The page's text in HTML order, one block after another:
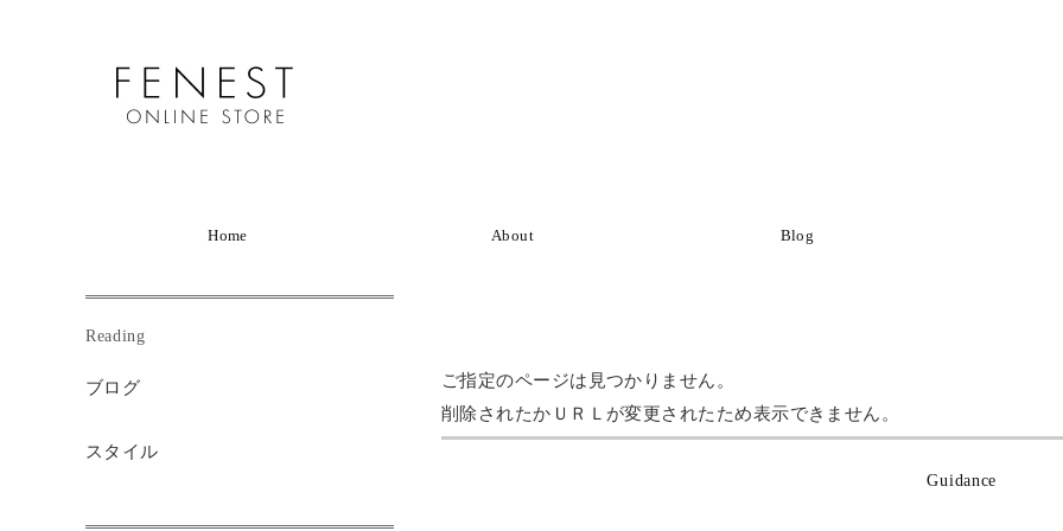
Home About Blog
ご指定のページは見つかりません。
削除されたかＵＲＬが変更されたため表示できません。
Guidance
Reading
ブログ
スタイル